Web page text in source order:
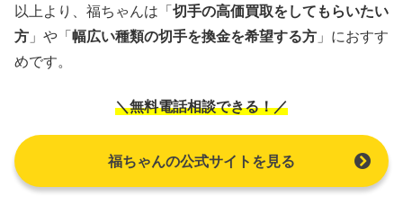
以上より、福ちゃんは「切手の高価買取をしてもらいたい
方 」や「幅広い種類の切手を換金を希望する方 」におすす
めです。
＼無料電話相談できる！／
福ちゃんの公式サイトを見る